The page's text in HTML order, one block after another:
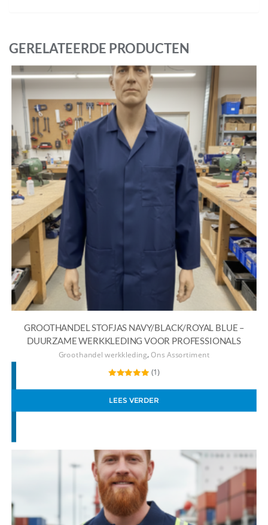
GERELATEERDE PRODUCTEN
GROOTHANDEL STOFJAS NAVY/BLACK/ROYAL BLUE –
DUURZAME WERKKLEDING VOOR PROFESSIONALS
Groothandel werkkleding,Ons Assortiment
5.00
uit 5
(1)
LEES VERDER